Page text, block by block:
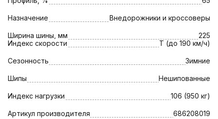
Назначение Внедорожники и кроссоверы
Ширина шины, мм
225
Индекс скорости
T (до 190 км/ч)
Сезонность Зимние
Шипы Нешипованные
Индекс нагрузки 106 (950 кг)
Артикул производителя 686208019